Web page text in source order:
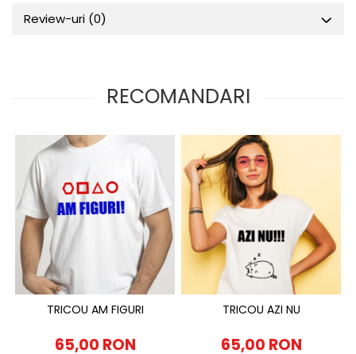
Review-uri (0)
RECOMANDARI
TRICOU AM FIGURI
65,00 RON
TRICOU AZI NU
65,00 RON